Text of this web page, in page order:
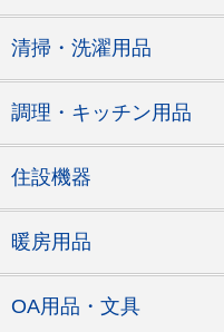
清掃・洗濯用品
調理・キッチン用品
住設機器
暖房用品
OA用品・文具